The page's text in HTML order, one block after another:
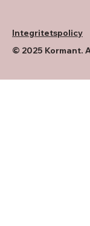
Integritetspolicy
© 2025 Kormant.